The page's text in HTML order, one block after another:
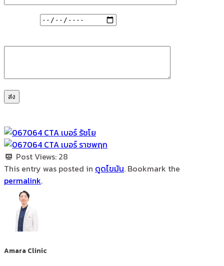
Post Views: 28
This entry was posted in ดูดไขมัน. Bookmark the
permalink.
Amara Clinic